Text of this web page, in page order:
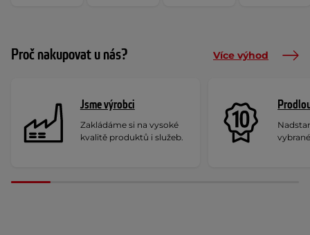
Proč nakupovat u nás? Více výhod
Jsme výrobci
Zakládáme si na vysoké
kvalitě produktů i služeb.